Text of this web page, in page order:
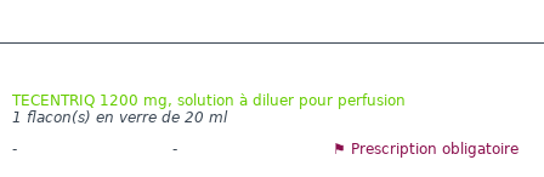
TECENTRIQ 1200 mg, solution à diluer pour perfusion
1 flacon(s) en verre de 20 ml
-
- ⚑ Prescription obligatoire